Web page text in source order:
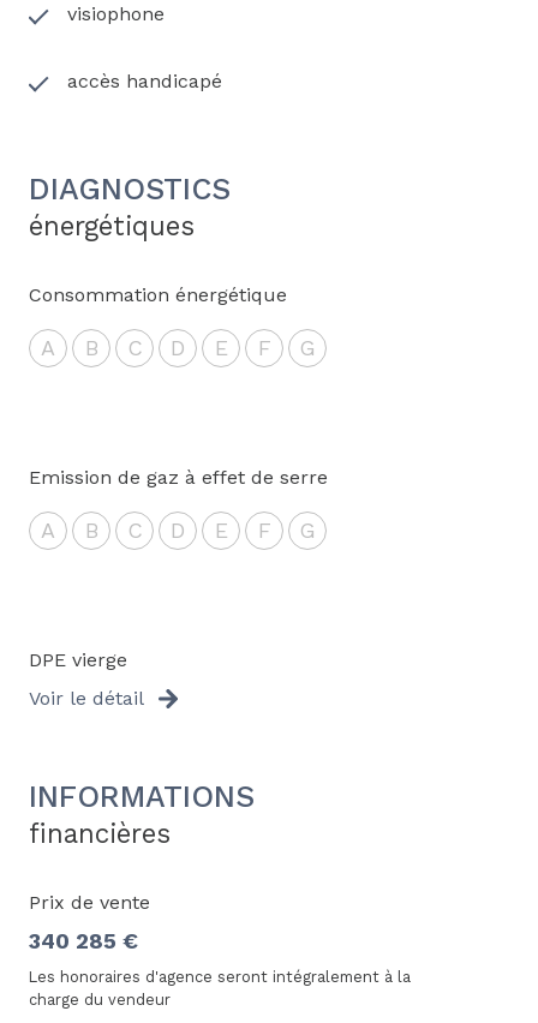
visiophone
accès handicapé
DIAGNOSTICS
énergétiques
Consommation énergétique
A B C D E F G
Emission de gaz à effet de serre
A B C D E F G
DPE vierge
Voir le détail
INFORMATIONS
financières
Prix de vente
340 285 €
Les honoraires d'agence seront intégralement à la
charge du vendeur